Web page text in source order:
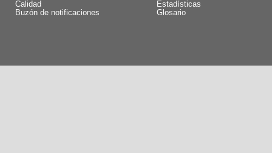
Calidad
Buzón de notificaciones
Estadísticas
Glosario